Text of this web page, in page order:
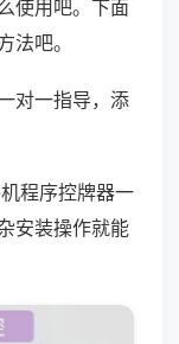
使用吧。下面
法吧。
对一指导，添
程序控牌器一
安装操作就能